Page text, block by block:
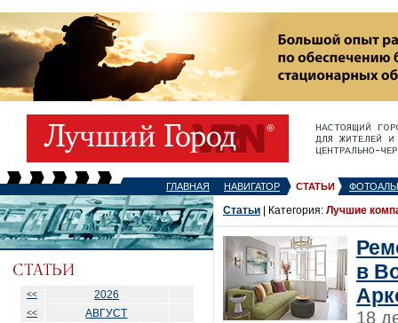
ГЛАВНАЯ НАВИГАТОР СТАТЬИ
<< 2026
<<
АВГУСТ
Статьи | Категория: Лучшие
в
18